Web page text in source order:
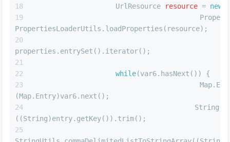
UrlResource
resource = new
PropertiesLoaderUtils.loadProperties(resource);
properties.entrySet().iterator();
while(var6.hasNext()) {
(Map.Entry)var6.next();
String
((String)entry.getKey()).trim();